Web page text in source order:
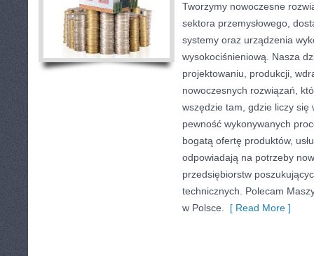
Tworzymy nowoczesne
sektora przemysłowego,
systemy oraz urządzenia
wysokociśnieniową. Nasza
projektowaniu, produkcji,
nowoczesnych rozwiązań,
wszędzie tam, gdzie liczy się
pewność wykonywanych
bogatą ofertę produktów,
odpowiadają na potrzeby
przedsiębiorstw
technicznych. Polecam
w Polsce.
[ Read More ]